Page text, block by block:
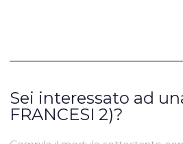
Sei interessato ad
FRANCESI 2)?